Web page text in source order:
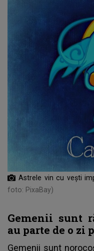
Astrele vin cu vești
foto: PixaBay)
Gemenii sunt
au parte de o zi
Gemenii sunt